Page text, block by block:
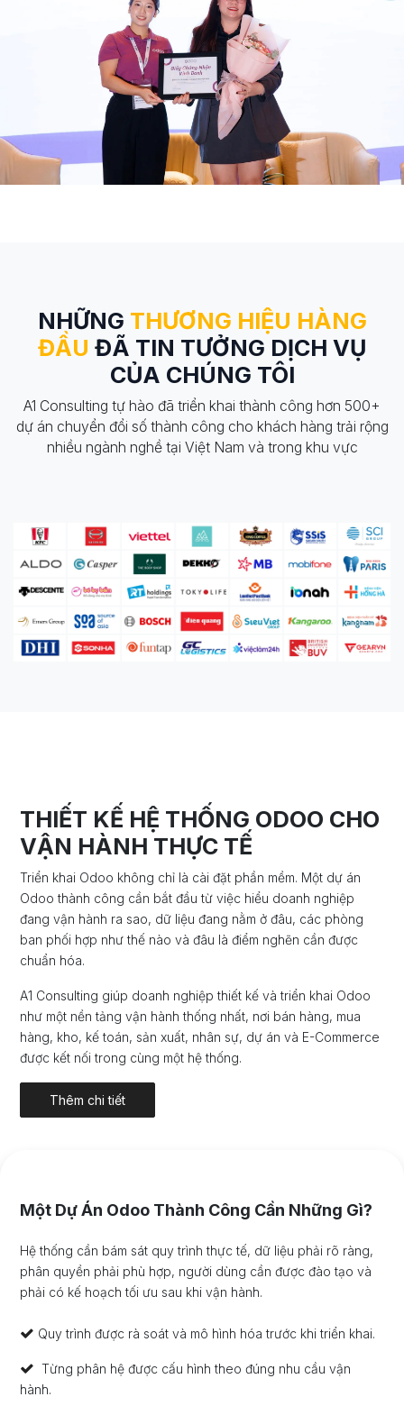
NHỮNG THƯƠNG HIỆU HÀNG
ĐẦU ĐÃ TIN TƯỞNG DỊCH VỤ
CỦA CHÚNG TÔI
A1 Consulting tự hào đã triển khai thành công hơn 500+
dự án chuyển đổi số thành công cho khách hàng trải rộng
nhiều ngành nghề tại Việt Nam và trong khu vực
THIẾT KẾ HỆ THỐNG ODOO CHO
VẬN HÀNH THỰC TẾ
Triển khai Odoo không chỉ là cài đặt phần mềm. Một dự án
Odoo thành công cần bắt đầu từ việc hiểu doanh nghiệp
đang vận hành ra sao, dữ liệu đang nằm ở đâu, các phòng
ban phối hợp như thế nào và đâu là điểm nghẽn cần được
chuẩn hóa.
A1 Consulting giúp doanh nghiệp thiết kế và triển khai Odoo
như một nền tảng vận hành thống nhất, nơi bán hàng, mua
hàng, kho, kế toán, sản xuất, nhân sự, dự án và E-Commerce
được kết nối trong cùng một hệ thống.
Thêm chi tiết
Một Dự Án Odoo Thành Công Cần Những Gì?
Hệ thống cần bám sát quy trình thực tế, dữ liệu phải rõ ràng,
phân quyền phải phù hợp, người dùng cần được đào tạo và
phải có kế hoạch tối ưu sau khi vận hành.
Quy trình được rà soát và mô hình hóa trước khi triển khai.
Từng phân hệ được cấu hình theo đúng nhu cầu vận
hành.